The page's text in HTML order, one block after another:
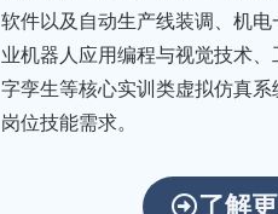
软件以及自动生产线装调、机电
业机器人应用编程与视觉技术
字孪生等核心实训类虚拟仿真
岗位技能需求。
了解